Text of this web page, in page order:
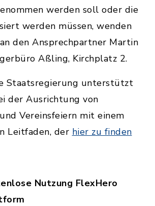
werden soll oder die
werden müssen, wenden
den Ansprechpartner Martin
Aßling, Kirchplatz 2.
Staatsregierung unterstützt
der Ausrichtung von
Vereinsfeiern mit einem
Leitfaden, der hier zu finden
Nutzung FlexHero